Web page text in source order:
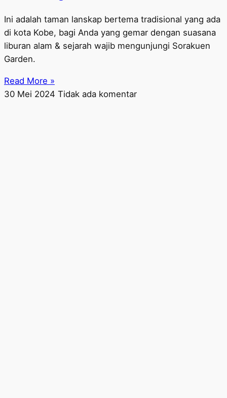
Ini adalah taman lanskap bertema tradisional yang ada
di kota Kobe, bagi Anda yang gemar dengan suasana
liburan alam & sejarah wajib mengunjungi Sorakuen
Garden.
Read More »
30 Mei 2024 Tidak ada komentar